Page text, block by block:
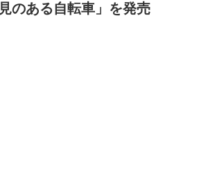
のある自転車」を発売